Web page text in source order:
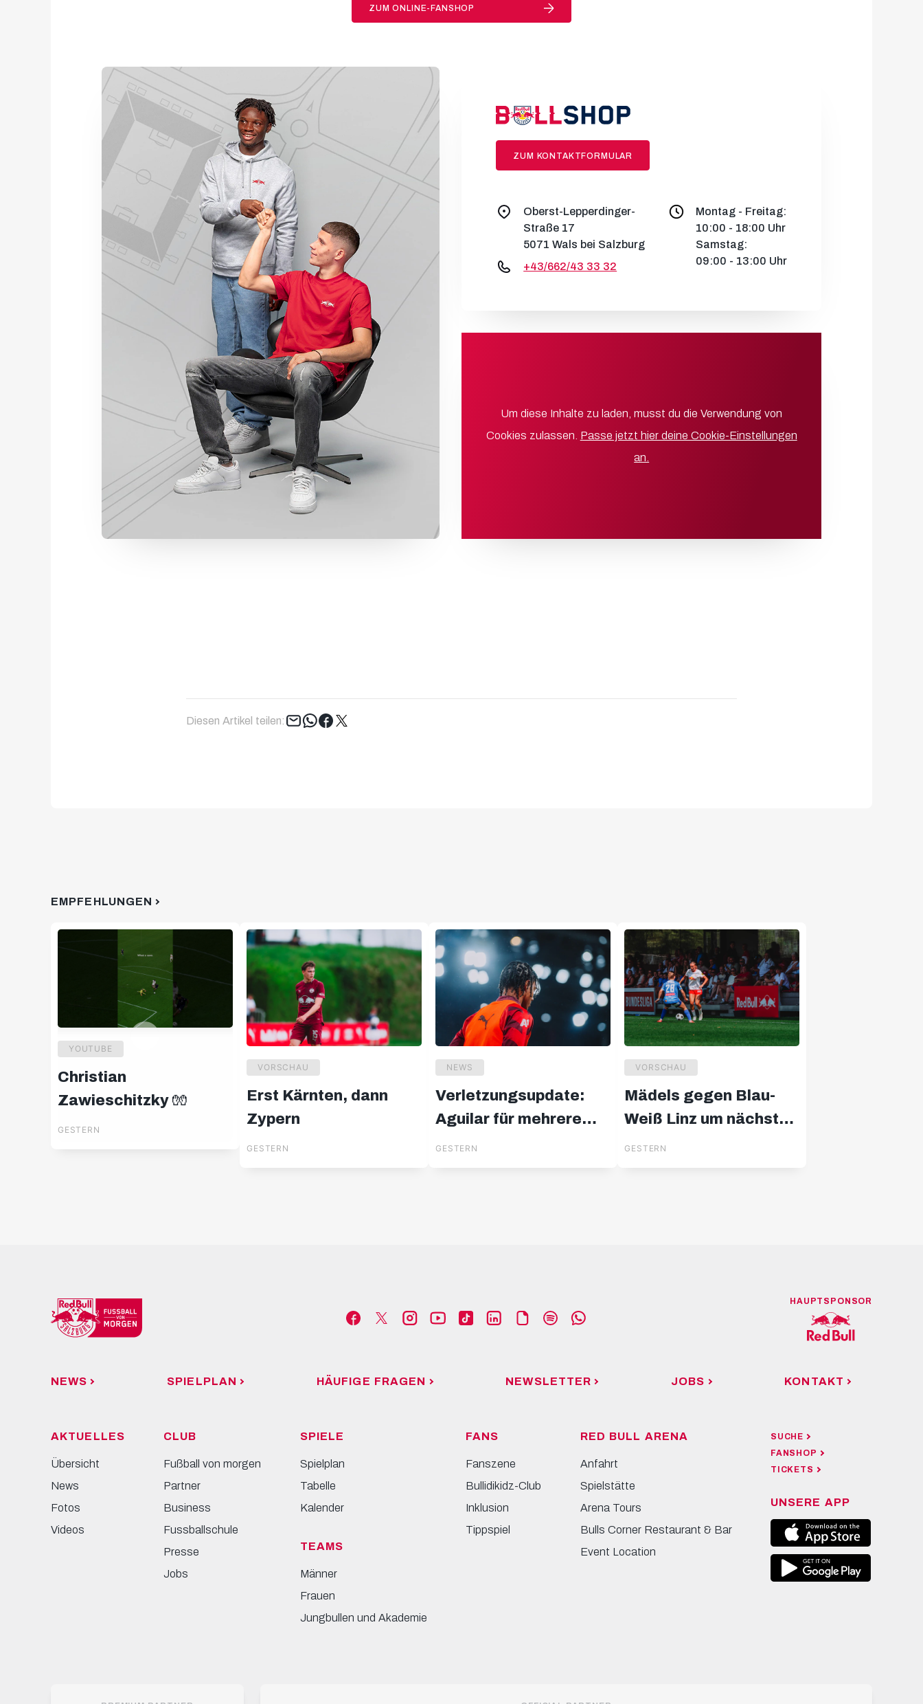
ZUM ONLINE-FANSHOP
ZUM KONTAKTFORMULAR
Oberst-Lepperdinger-
Straße 17
5071 Wals bei Salzburg
+43/662/43 33 32
Montag - Freitag:
10:00 - 18:00 Uhr
Samstag:
09:00 - 13:00 Uhr
Um diese Inhalte zu laden, musst du die Verwendung von
Cookies zulassen. Passe jetzt hier deine Cookie-Einstellungen
an.
Diesen Artikel teilen: Tweet
EMPFEHLUNGEN
YOUTUBE
Christian
Zawieschitzky 🧤
GESTERN
VORSCHAU
Erst Kärnten, dann
Zypern
GESTERN
NEWS
Verletzungsupdate:
Aguilar für mehrere
Wochen out
GESTERN
VORSCHAU
Mädels gegen Blau-
Weiß Linz um nächsten
Erfolg
GESTERN
HAUPTSPONSOR
NEWS SPIELPLAN HÄUFIGE FRAGEN NEWSLETTER JOBS KONTAKT
AKTUELLES
Übersicht
News
Fotos
Videos
CLUB
Fußball von morgen
Partner
Business
Fussballschule
Presse
Jobs
SPIELE
Spielplan
Tabelle
Kalender
TEAMS
Männer
Frauen
Jungbullen und Akademie
FANS
Fanszene
Bullidikidz-Club
Inklusion
Tippspiel
RED BULL ARENA
Anfahrt
Spielstätte
Arena Tours
Bulls Corner Restaurant & Bar
Event Location
SUCHE
FANSHOP
TICKETS
UNSERE APP